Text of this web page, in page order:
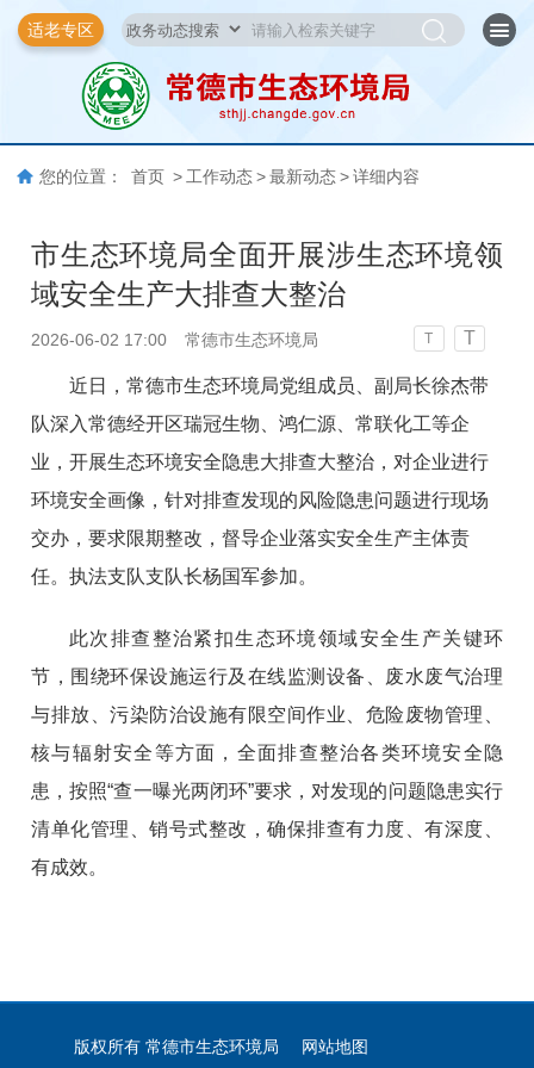
适老专区
您的位置： 首页 > 工作动态 > 最新动态 > 详细内容
市生态环境局全面开展涉生态环境领
域安全生产大排查大整治
2026-06-02 17:00 常德市生态环境局 T T
近日，常德市生态环境局党组成员、副局长徐杰带
队深入常德经开区瑞冠生物、鸿仁源、常联化工等企
业，开展生态环境安全隐患大排查大整治，对企业进行
环境安全画像，针对排查发现的风险隐患问题进行现场
交办，要求限期整改，督导企业落实安全生产主体责
任。执法支队支队长杨国军参加。
此次排查整治紧扣生态环境领域安全生产关键环
节，围绕环保设施运行及在线监测设备、废水废气治理
与排放、污染防治设施有限空间作业、危险废物管理、
核与辐射安全等方面，全面排查整治各类环境安全隐
患，按照“查一曝光两闭环”要求，对发现的问题隐患实行
清单化管理、销号式整改，确保排查有力度、有深度、
有成效。
版权所有 常德市生态环境局 网站地图